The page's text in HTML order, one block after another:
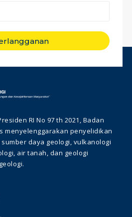
RI No 97 th 2021, Badan
menyelenggarakan penyelidikan
daya geologi, vulkanologi
air tanah, dan geologi